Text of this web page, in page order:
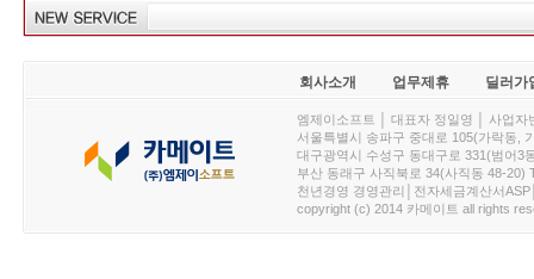
회사소개 업무제휴 딜러가
엠제이소프트 │ 대표자 정일영 │ 사업
서울특별시 송파구 중대로 105(가락동,
대구광역시 수성구 동대구로 331(범어3
부산 동래구 사직북로 34(사직동 48-20)
천년경영 경영관리│전자세금계산서
copyright (c) 2014 카메이트 all rights